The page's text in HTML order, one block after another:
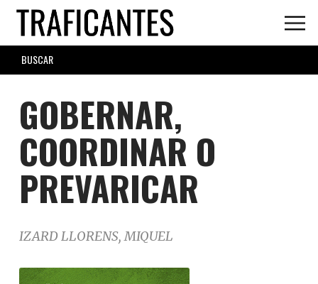
Skip
main
content
SEARCH
FORM
GOBERNAR,
COORDINAR O
PREVARICAR
IZARD LLORENS, MIQUEL